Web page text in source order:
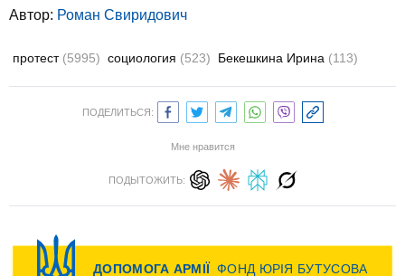
Автор: Роман Свиридович
протест (5995) социология (523) Бекешкина Ирина (113)
ПОДЕЛИТЬСЯ:
Мне нравится
ПОДЫТОЖИТЬ: